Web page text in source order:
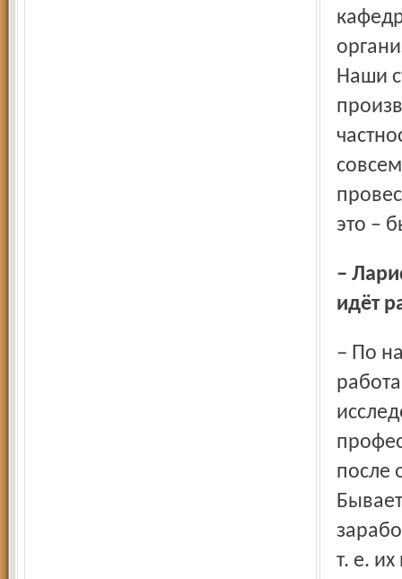
Наши
это –
– Лариса Дмитриевна, какое количество выпускников
идёт
– По нашим данным, более 50 процентов выпускников
после
т. е.